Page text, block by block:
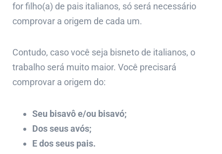
for filho(a) de pais italianos, só será necessário
comprovar a origem de cada um.
Contudo, caso você seja bisneto de italianos, o
trabalho será muito maior. Você precisará
comprovar a origem do:
Seu bisavô e/ou bisavó;
Dos seus avós;
E dos seus pais.